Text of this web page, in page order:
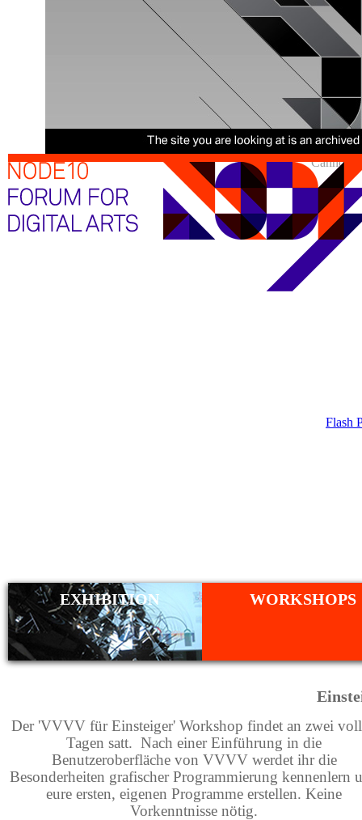
Cannot
Flash
EXHIBITION WORKSHOPS
Der 'VVVV für Einsteiger' Workshop findet an zwei
Tagen satt. Nach einer Einführung in die
Benutzeroberfläche von VVVV werdet ihr die
Besonderheiten grafischer Programmierung kennenlern
eure ersten, eigenen Programme erstellen. Keine
Vorkenntnisse nötig.